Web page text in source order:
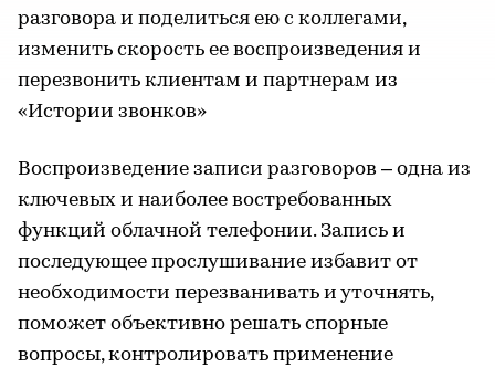
разговора и поделиться ею с коллегами,
изменить скорость ее воспроизведения и
перезвонить клиентам и партнерам из
«Истории звонков»
Воспроизведение записи разговоров – одна из
ключевых и наиболее востребованных
функций облачной телефонии. Запись и
последующее прослушивание избавит от
необходимости перезванивать и уточнять,
поможет объективно решать спорные
вопросы, контролировать применение